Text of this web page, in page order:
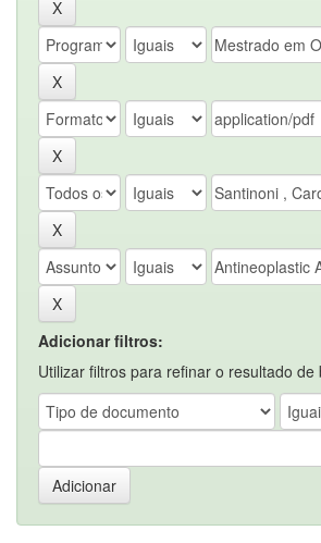
Adicionar filtros:
Utilizar filtros para refinar o resultado de